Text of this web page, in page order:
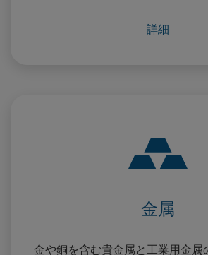
詳細
金属
金や銅を含む貴金属と工業用金属